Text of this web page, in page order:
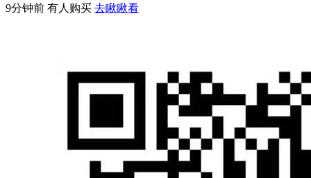
9分钟前 有人购买 去瞅瞅看